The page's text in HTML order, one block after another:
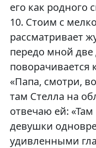
его как родного
10. Стоим с
рассматривает
передо мной
поворачивается
«Папа, смотри,
там Стелла на
отвечаю ей:
девушки
удивленными